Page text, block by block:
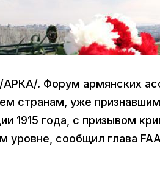
. Форум армянских
странам, уже
1915 года, с призывом
уровне, сообщил глава